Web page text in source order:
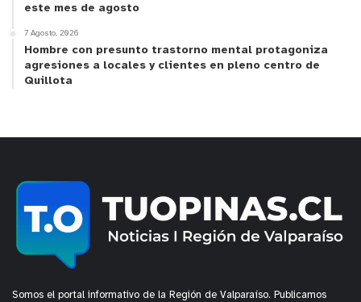
este mes de agosto
7 Agosto, 2026
Hombre con presunto trastorno mental protagoniza
agresiones a locales y clientes en pleno centro de
Quillota
Somos el portal informativo de la Región de Valparaíso. Publicamos